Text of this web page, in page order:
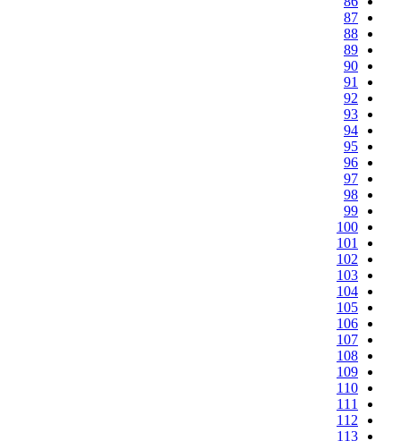
87
88
89
90
91
92
93
94
95
96
97
98
99
100
101
102
103
104
105
106
107
108
109
110
111
112
113